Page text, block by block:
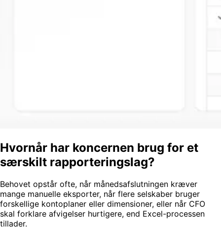
Hvornår har koncernen brug for et
særskilt rapporteringslag?
Behovet opstår ofte, når månedsafslutningen kræver
mange manuelle eksporter, når flere selskaber bruger
forskellige kontoplaner eller dimensioner, eller når CFO
skal forklare afvigelser hurtigere, end Excel-processen
tillader.